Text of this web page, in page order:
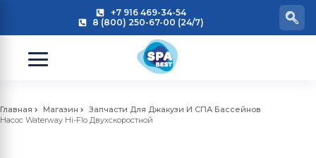
+7 916 469-34-54
8 (800) 250-67-00 (24/7)
Главная Магазин
Запчасти Для Джакузи И СПА Бассейнов
Насос Waterway Hi-Flo Двухскоростной